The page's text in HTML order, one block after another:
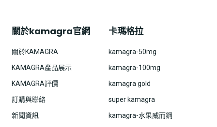
關於kamagra官網
關於KAMAGRA
KAMAGRA產品展示
KAMAGRA評價
訂購與聯絡
新聞資訊
卡瑪格拉
kamagra-50mg
kamagra-100mg
kamagra gold
super kamagra
kamagra-水果威而鋼